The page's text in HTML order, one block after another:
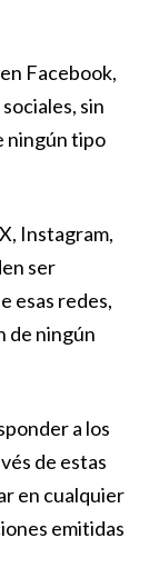
Facebook,
sin
ningún tipo
Instagram,
ser
esas redes,
de ningún
a los
de estas
en cualquier
emitidas